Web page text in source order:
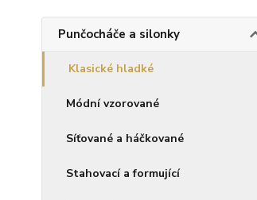
Punčocháče a silonky
Klasické hladké
Módní vzorované
Síťované a háčkované
Stahovací a formující